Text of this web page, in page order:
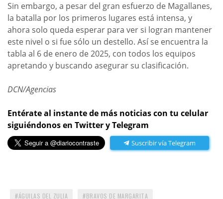
Sin embargo, a pesar del gran esfuerzo de Magallanes,
la batalla por los primeros lugares está intensa, y
ahora solo queda esperar para ver si logran mantener
este nivel o si fue sólo un destello. Así se encuentra la
tabla al 6 de enero de 2025, con todos los equipos
apretando y buscando asegurar su clasificación.
DCN/Agencias
Entérate al instante de más noticias con tu celular
siguiéndonos en Twitter y Telegram
Suscribir vía Telegram
ÁGUILAS DEL ZULIA BRAVOS DE MARGARITA